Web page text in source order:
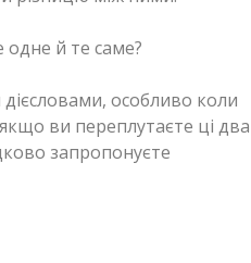
особливо коли
ви переплутаєте ці два
запропонуєте